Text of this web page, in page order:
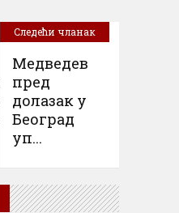
Следећи чланак
Медведев
пред
долазак у
Београд
уп...